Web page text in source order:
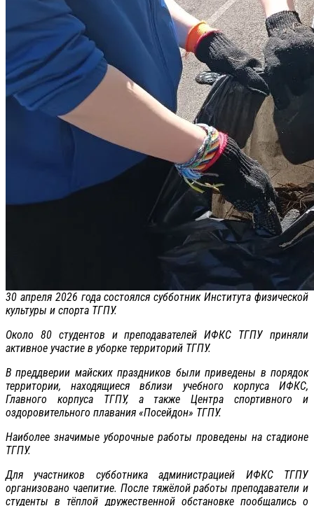
30 апреля 2026 года состоялся субботник Института физической
культуры и спорта ТГПУ.
Около 80 студентов и преподавателей ИФКС ТГПУ приняли
активное участие в уборке территорий ТГПУ.
В преддверии майских праздников были приведены в порядок
территории, находящиеся вблизи учебного корпуса ИФКС,
Главного корпуса ТГПУ, а также Центра спортивного и
оздоровительного плавания «Посейдон» ТГПУ.
Наиболее значимые уборочные работы проведены на стадионе
ТГПУ.
Для участников субботника администрацией ИФКС ТГПУ
организовано чаепитие. После тяжёлой работы преподаватели и
студенты в тёплой дружественной обстановке пообщались о